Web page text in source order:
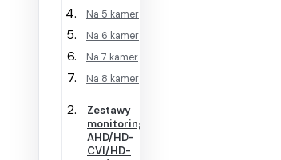
Na 5 kamer
Na 6 kamer
Na 7 kamer
Na 8 kamer
Zestawy
monitoringu
AHD/HD-
CVI/HD-